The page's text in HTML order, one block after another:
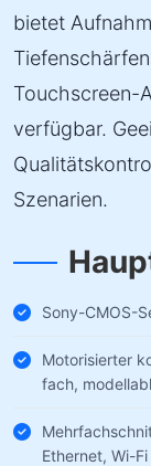
bietet
Touchscreen-
verfügbar.
Szenarien.
Sony-CMOS-
Motorisierter
fach,
Ethernet, Wi-Fi